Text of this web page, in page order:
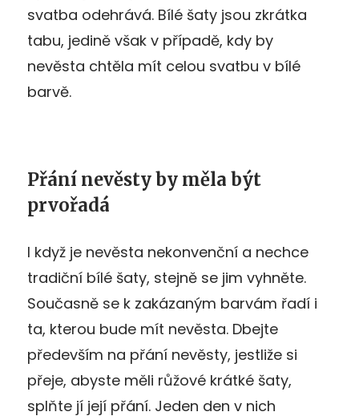
svatba odehrává. Bílé šaty jsou zkrátka
tabu, jedině však v případě, kdy by
nevěsta chtěla mít celou svatbu v bílé
barvě.
Přání nevěsty by měla být
prvořadá
I když je nevěsta nekonvenční a nechce
tradiční bílé šaty, stejně se jim vyhněte.
Současně se k zakázaným barvám řadí i
ta, kterou bude mít nevěsta. Dbejte
především na přání nevěsty, jestliže si
přeje, abyste měli růžové krátké šaty,
splňte jí její přání. Jeden den v nich